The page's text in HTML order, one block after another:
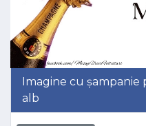
Imagine cu
alb